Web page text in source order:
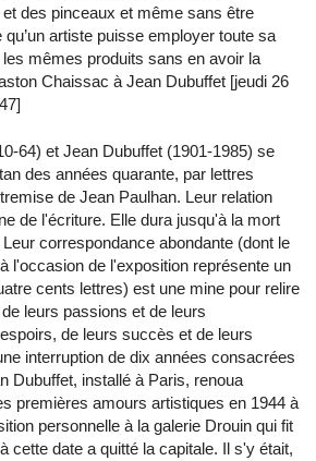
et des pinceaux et même sans être
qu’un artiste puisse employer toute sa
mêmes produits sans en avoir la
Chaissac à Jean Dubuffet [jeudi 26
64) et Jean Dubuffet (1901-1985) se
des années quarante, par lettres
de Jean Paulhan. Leur relation
de l'écriture. Elle dura jusqu'à la mort
correspondance abondante (dont le
l'occasion de l'exposition représente un
cents lettres) est une mine pour relire
leurs passions et de leurs
de leurs succès et de leurs
interruption de dix années consacrées
Dubuffet, installé à Paris, renoua
premières amours artistiques en 1944 à
personnelle à la galerie Drouin qui fit
cette date a quitté la capitale. Il s'y était,